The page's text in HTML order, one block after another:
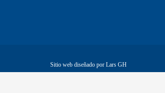
Sitio web diseñado por Lars GH